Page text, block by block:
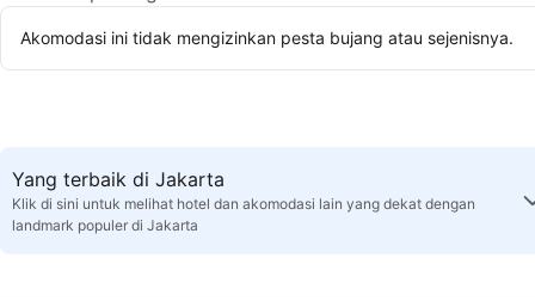
Akomodasi ini tidak mengizinkan pesta bujang atau sejenisnya.
Yang terbaik di Jakarta
Klik di sini untuk melihat hotel dan akomodasi lain yang dekat dengan
landmark populer di Jakarta